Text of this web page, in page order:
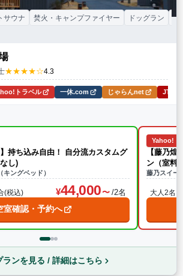
★★★★☆4.3
サウナ 焚火・キャンプファイヤー ドッグラン カ
トラベル 一休.com じゃらんnet JTB
】持ち込み自由！ 自分流カスタムグ
し)
ングベッド）
(税込) 44,000 /2名
室確認・予約へ
Yahoo!ト
【藤乃
ン（室料
藤乃スイー
大人2名
ランを見る / 詳細はこちら